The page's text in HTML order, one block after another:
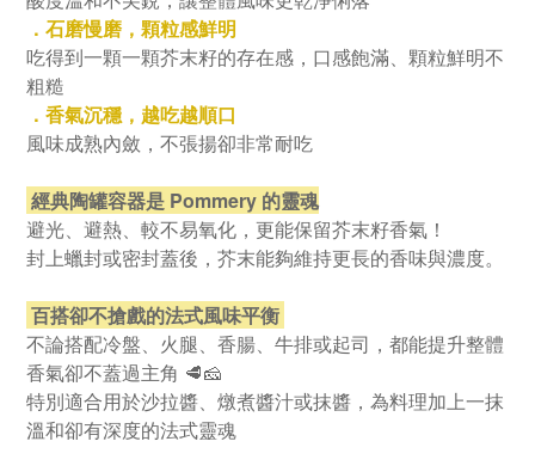
．石磨慢磨，顆粒感鮮明
吃得到一顆一顆芥末籽的存在感，口感飽滿、 顆粒鮮明不
粗糙
．香氣沉穩，越吃越順口
風味成熟內斂，不張揚卻非常耐吃
經典陶罐容器是 Pommery 的靈魂
避光、避熱、較不易氧化，更能保留芥末籽香氣！
封上蠟封或密封蓋後，芥末能夠維持更長的香味與濃度。
百搭卻不搶戲的法式風味平衡
不論搭配冷盤、火腿、香腸、牛排或起司，都能提升整體
香氣卻不蓋過主角 🥩🧀
特別適合用於沙拉醬、燉煮醬汁或抹醬，為料理加上一抹
溫和卻有深度的法式靈魂